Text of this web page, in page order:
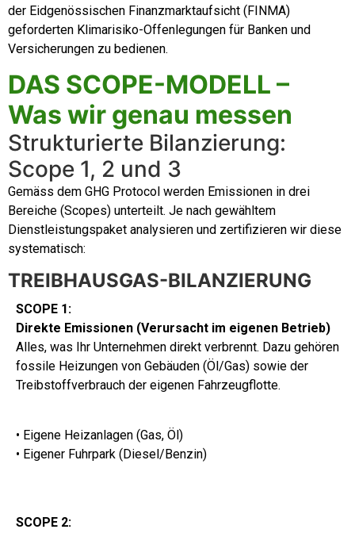
der Eidgenössischen Finanzmarktaufsicht (FINMA)
geforderten Klimarisiko-Offenlegungen für Banken und
Versicherungen zu bedienen.
DAS SCOPE-MODELL –
Was wir genau messen
Strukturierte Bilanzierung:
Scope 1, 2 und 3
Gemäss dem GHG Protocol werden Emissionen in drei
Bereiche (Scopes) unterteilt. Je nach gewähltem
Dienstleistungspaket analysieren und zertifizieren wir diese
systematisch:
TREIBHAUSGAS-BILANZIERUNG
SCOPE 1:
Direkte Emissionen (Verursacht im eigenen Betrieb)
Alles, was Ihr Unternehmen direkt verbrennt. Dazu gehören
fossile Heizungen von Gebäuden (Öl/Gas) sowie der
Treibstoffverbrauch der eigenen Fahrzeugflotte.
• Eigene Heizanlagen (Gas, Öl)
• Eigener Fuhrpark (Diesel/Benzin)
SCOPE 2: